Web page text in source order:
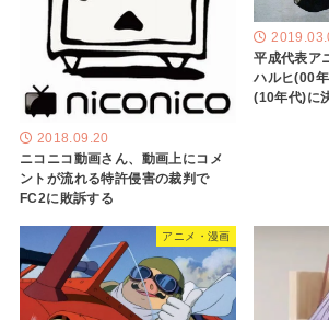
2018.09.20
ニコニコ動画さん、動画上にコメ
ントが流れる特許侵害の裁判で
FC2に敗訴する
平成代表ア
ハルヒ(00
(10年代)に
アニメ・漫画